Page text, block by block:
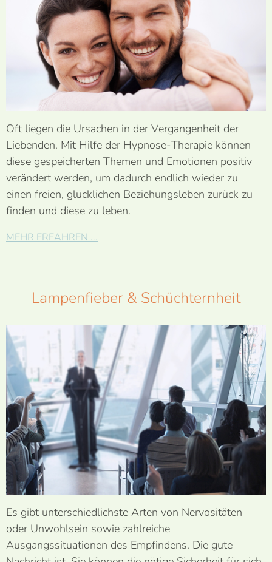
Oft liegen die Ursachen in der Vergangenheit der
Liebenden. Mit Hilfe der Hypnose-Therapie können
diese gespeicherten Themen und Emotionen positiv
verändert werden, um dadurch endlich wieder zu
einen freien, glücklichen Beziehungsleben zurück zu
finden und diese zu leben.
MEHR ERFAHREN ...
Lampenfieber & Schüchternheit
Es gibt unterschiedlichste Arten von Nervositäten
oder Unwohlsein sowie zahlreiche
Ausgangssituationen des Empfindens. Die gute